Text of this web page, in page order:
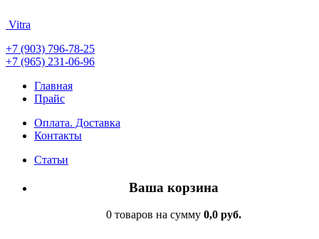
Vitra
+7 (903) 796-78-25
+7 (965) 231-06-96
Главная
Прайс
Оплата. Доставка
Контакты
Статьи
Ваша корзина
0 товаров на сумму 0,0 руб.